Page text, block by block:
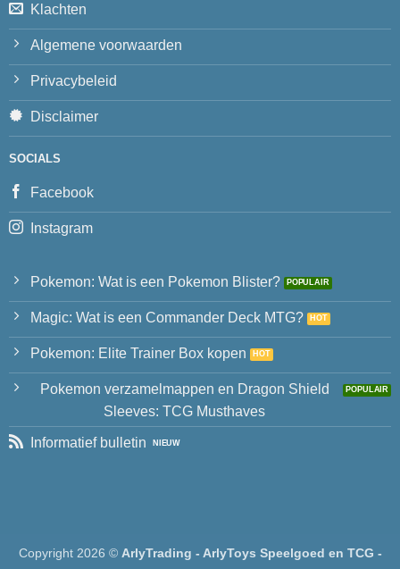
Klachten
Algemene voorwaarden
Privacybeleid
Disclaimer
SOCIALS
Facebook
Instagram
Pokemon: Wat is een Pokemon Blister?
Magic: Wat is een Commander Deck MTG?
Pokemon: Elite Trainer Box kopen
Pokemon verzamelmappen en Dragon Shield
Sleeves: TCG Musthaves
Informatief bulletin
Copyright 2026 © ArlyTrading - ArlyToys Speelgoed en TCG -